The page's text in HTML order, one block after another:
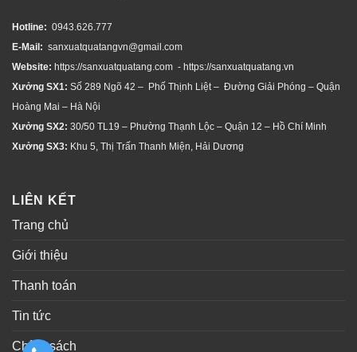
Hotline: 0943.626.777
E-Mail: sanxuatquatangvn@gmail.com
Website: https://sanxuatquatang.com - https://sanxuatquatang.vn
Xưởng SX1: Số 289 Ngõ 42 – Phố Thịnh Liệt – Đường Giải Phóng – Quận
Hoàng Mai – Hà Nội
Xưởng SX2: 30/50 TL19 – Phường Thạnh Lộc – Quận 12 – Hồ Chí Minh
Xưởng SX3: Khu 5, Thị Trấn Thanh Miện, Hải Dương
LIÊN KẾT
Trang chủ
Giới thiệu
Thanh toán
Tin tức
Chính sách